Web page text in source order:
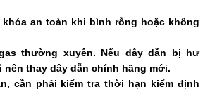
an toàn khi bình rỗng hoặc không
thường xuyên. Nếu dây dẫn bị hư
nên thay dây dẫn chính hãng mới.
cần phải kiểm tra thời hạn kiểm định